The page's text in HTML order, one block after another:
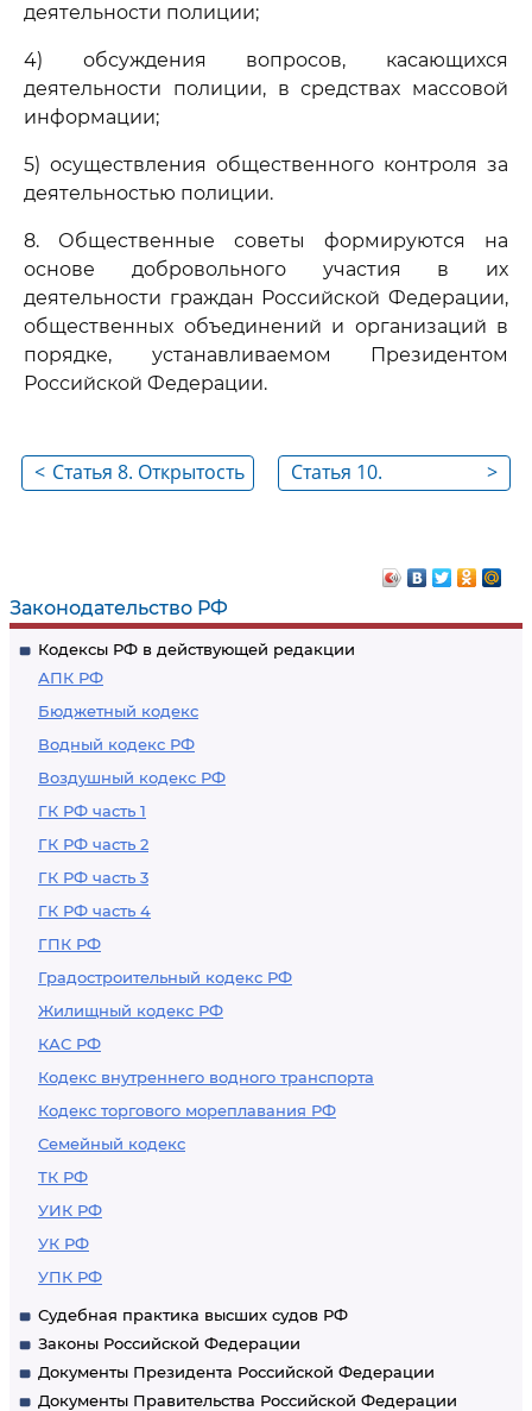
Законодательство РФ
Кодексы РФ в действующей редакции
АПК РФ
Бюджетный кодекс
Водный кодекс РФ
Воздушный кодекс РФ
ГК РФ часть 1
ГК РФ часть 2
ГК РФ часть 3
ГК РФ часть 4
ГПК РФ
Градостроительный кодекс РФ
Жилищный кодекс РФ
КАС РФ
Кодекс внутреннего водного транспорта
Кодекс торгового мореплавания РФ
Семейный кодекс
ТК РФ
УИК РФ
УК РФ
УПК РФ
Судебная практика высших судов РФ
Законы Российской Федерации
Документы Президента Российской Федерации
Документы Правительства Российской Федерации
деятельности полиции;
4) обсуждения вопросов, касающихся
деятельности полиции, в средствах массовой
информации;
5) осуществления общественного контроля за
деятельностью полиции.
8. Общественные советы формируются на
основе добровольного участия в их
деятельности граждан Российской Федерации,
общественных объединений и организаций в
порядке, устанавливаемом Президентом
Российской Федерации.
< Статья 8. Открытость
>
Статья 10.